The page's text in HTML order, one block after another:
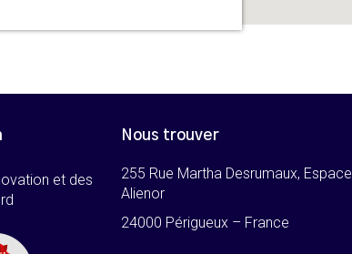
et des
Nous trouver
255 Rue Martha Desrumaux, Espace
Alienor
24000 Périgueux – France